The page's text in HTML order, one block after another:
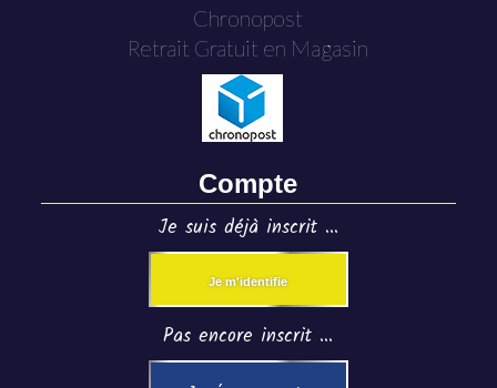
Chronopost
Retrait Gratuit en Magasin
Compte
Je suis déjà inscrit ...
Je m'identifie
Pas encore inscrit ...